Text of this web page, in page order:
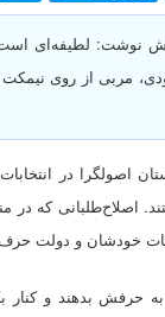
لطیفه‌ای است
مربی از روی نیمکت
اصولگرا در
اصلاح‌طلبانی که
خودشان و دولت
حرفش بدهند و کنار